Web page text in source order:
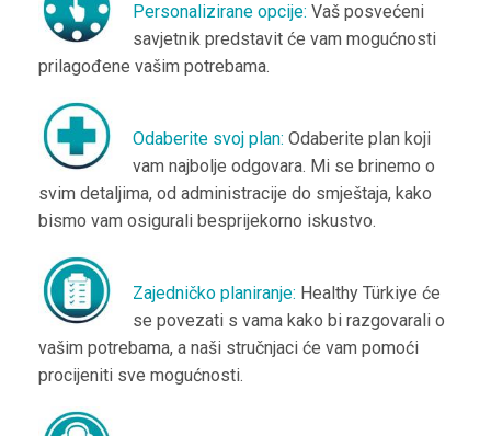
Personalizirane opcije: Vaš posvećeni
savjetnik predstavit će vam mogućnosti
prilagođene vašim potrebama.
Odaberite svoj plan: Odaberite plan koji
vam najbolje odgovara. Mi se brinemo o
svim detaljima, od administracije do smještaja, kako
bismo vam osigurali besprijekorno iskustvo.
Zajedničko planiranje: Healthy Türkiye će
se povezati s vama kako bi razgovarali o
vašim potrebama, a naši stručnjaci će vam pomoći
procijeniti sve mogućnosti.